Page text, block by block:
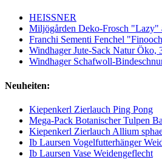
HEISSNER
Miljögården Deko-Frosch "Lazy"
Franchi Sementi Fenchel
Windhager Jute-Sack Natur Öko,
Windhager Schafwoll-
Neuheiten:
Kiepenkerl Zierlauch Ping Pong
Mega-Pack Botanischer Tulpen
Kiepenkerl Zierlauch Allium
Ib Laursen Vogelfutterhänger
Ib Laursen Vase Weidengeflecht